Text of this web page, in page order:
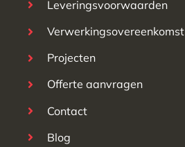
Leveringsvoorwaarden
Verwerkingsovereenkomst
Projecten
Offerte aanvragen
Contact
Blog